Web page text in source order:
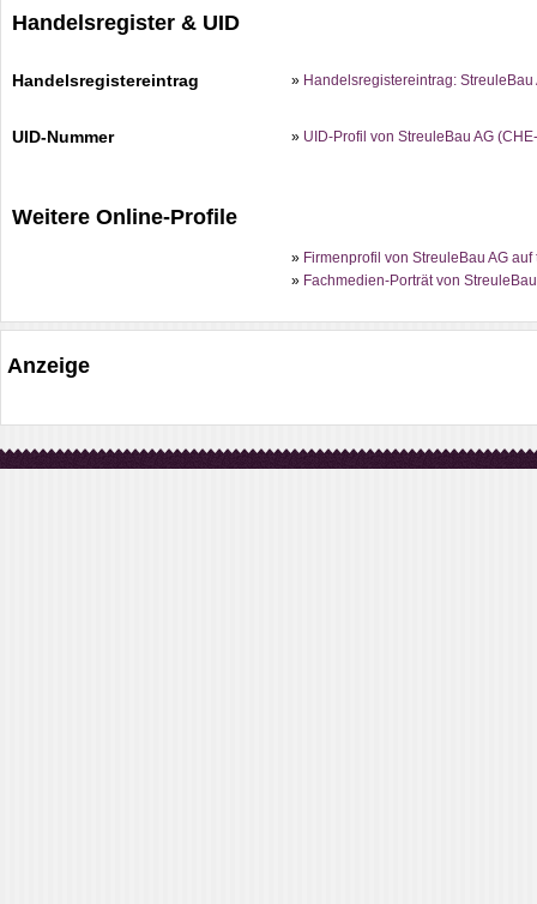
Handelsregister & UID
Handelsregistereintrag » Handelsregistereintrag:
UID-Nummer » UID-Profil von StreuleBau AG
Weitere Online-Profile
» Firmenprofil von StreuleBau AG
» Fachmedien-Porträt von
Anzeige